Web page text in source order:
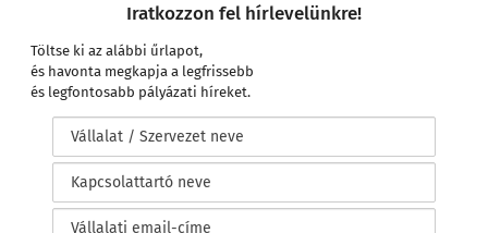
Iratkozzon fel hírlevelünkre!
Töltse ki az alábbi űrlapot,
és havonta megkapja a legfrissebb
és legfontosabb pályázati híreket.